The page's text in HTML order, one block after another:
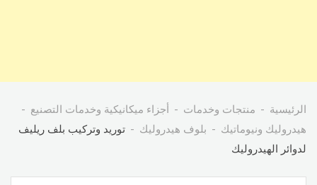
الرئيسية منتجات وخدمات
أجزاء ميكانيكية وخدمات التصنيع
هيدروليك ونيوماتيك
بلوف هيدروليك
توريد وتركيب بلف ريليف
لدوائر الهيدروليك